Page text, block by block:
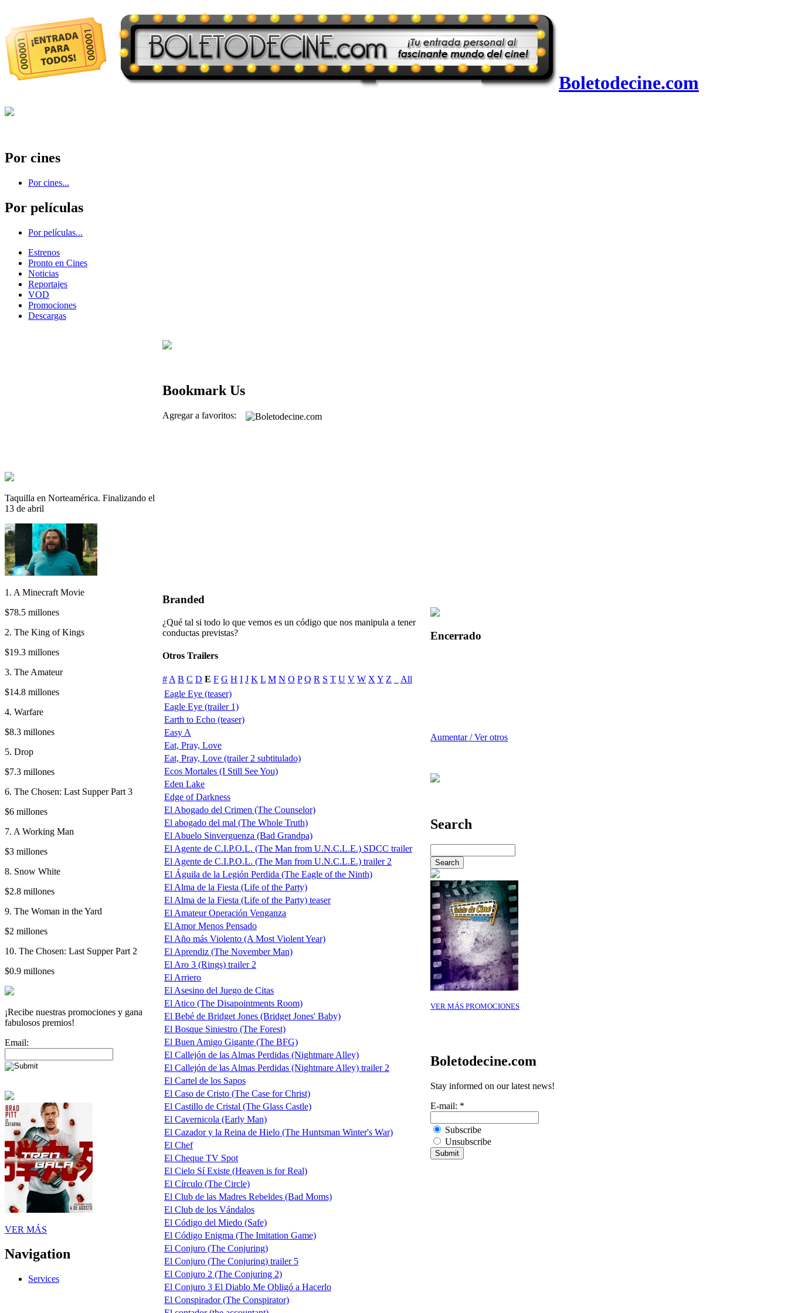
Boletodecine.com
Por cines
Por cines...
Por películas
Por películas...
Estrenos
Pronto en Cines
Noticias
Reportajes
VOD
Promociones
Descargas
Taquilla en Norteamérica. Finalizando el
13 de abril
1. A Minecraft Movie
$78.5 millones
2. The King of Kings
$19.3 millones
3. The Amateur
$14.8 millones
4. Warfare
$8.3 millones
5. Drop
$7.3 millones
6. The Chosen: Last Supper Part 3
$6 millones
7. A Working Man
$3 millones
8. Snow White
$2.8 millones
9. The Woman in the Yard
$2 millones
10. The Chosen: Last Supper Part 2
$0.9 millones
¡Recibe nuestras promociones y gana
fabulosos premios!
Email:
VER MÁS
Navigation
Services
Bookmark Us
Agregar a favoritos:
Branded
¿Qué tal si todo lo que vemos es un código que nos manipula a tener
conductas previstas?
Otros Trailers
# A B C D E F G H I J K L M N O P Q R S T U V W X Y Z
All
Eagle Eye (teaser)
Eagle Eye (trailer 1)
Earth to Echo (teaser)
Easy A
Eat, Pray, Love
Eat, Pray, Love (trailer 2 subtitulado)
Ecos Mortales (I Still See You)
Eden Lake
Edge of Darkness
El Abogado del Crimen (The Counselor)
El abogado del mal (The Whole Truth)
El Abuelo Sinverguenza (Bad Grandpa)
El Agente de C.I.P.O.L. (The Man from U.N.C.L.E.) SDCC trailer
El Agente de C.I.P.O.L. (The Man from U.N.C.L.E.) trailer 2
El Águila de la Legión Perdida (The Eagle of the Ninth)
El Alma de la Fiesta (Life of the Party)
El Alma de la Fiesta (Life of the Party) teaser
El Amateur Operación Venganza
El Amor Menos Pensado
El Año más Violento (A Most Violent Year)
El Aprendiz (The November Man)
El Aro 3 (Rings) trailer 2
El Arriero
El Asesino del Juego de Citas
El Atico (The Disapointments Room)
El Bebé de Bridget Jones (Bridget Jones' Baby)
El Bosque Siniestro (The Forest)
El Buen Amigo Gigante (The BFG)
El Callejón de las Almas Perdidas (Nightmare Alley)
El Callejón de las Almas Perdidas (Nightmare Alley) trailer 2
El Cartel de los Sapos
El Caso de Cristo (The Case for Christ)
El Castillo de Cristal (The Glass Castle)
El Cavernicola (Early Man)
El Cazador y la Reina de Hielo (The Huntsman Winter's War)
El Chef
El Cheque TV Spot
El Cielo Sí Existe (Heaven is for Real)
El Círculo (The Circle)
El Club de las Madres Rebeldes (Bad Moms)
El Club de los Vándalos
El Código del Miedo (Safe)
El Código Enigma (The Imitation Game)
El Conjuro (The Conjuring)
El Conjuro (The Conjuring) trailer 5
El Conjuro 2 (The Conjuring 2)
El Conjuro 3 El Diablo Me Obligó a Hacerlo
El Conspirador (The Conspirator)
Encerrado
Aumentar / Ver otros
Search
VER MÁS PROMOCIONES
Boletodecine.com
Stay informed on our latest news!
E-mail: *
Subscribe
Unsubscribe